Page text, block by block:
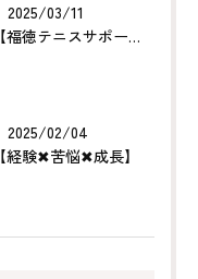
2025/03/11
【福徳テニスサポート】
2025/02/04
【経験✖︎苦悩✖︎成長】